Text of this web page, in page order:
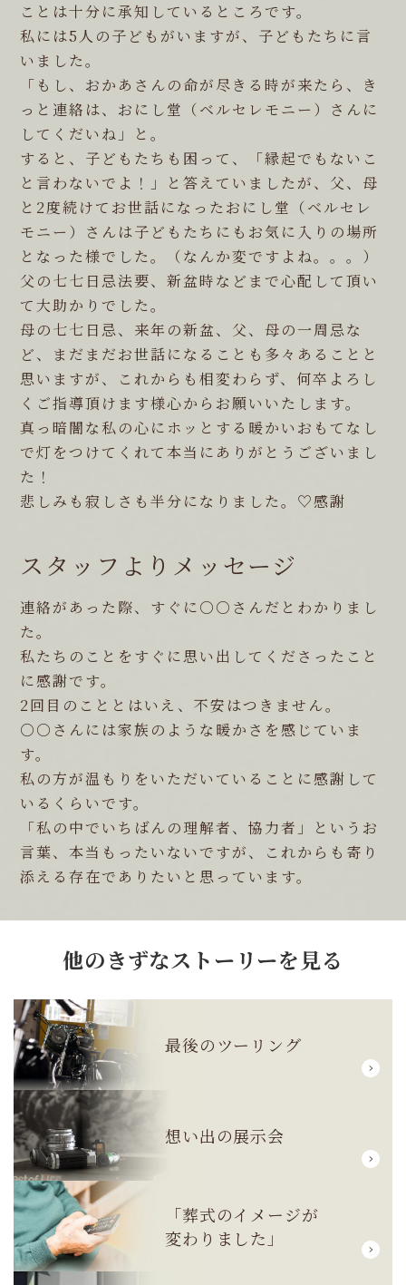
ことは十分に承知しているところです。
私には5人の子どもがいますが、子どもたちに言
いました。
「もし、おかあさんの命が尽きる時が来たら、き
っと連絡は、おにし堂（ベルセレモニー）さんに
してくだいね」と。
すると、子どもたちも困って、「縁起でもないこ
と言わないでよ！」と答えていましたが、父、母
と2度続けてお世話になったおにし堂（ベルセレ
モニー）さんは子どもたちにもお気に入りの場所
となった様でした。（なんか変ですよね。。。）
父の七七日忌法要、新盆時などまで心配して頂い
て大助かりでした。
母の七七日忌、来年の新盆、父、母の一周忌な
ど、まだまだお世話になることも多々あることと
思いますが、これからも相変わらず、何卒よろし
くご指導頂けます様心からお願いいたします。
真っ暗闇な私の心にホッとする暖かいおもてなし
で灯をつけてくれて本当にありがとうございまし
た！
悲しみも寂しさも半分になりました。♡感謝
スタッフよりメッセージ
連絡があった際、すぐに○○さんだとわかりまし
た。
私たちのことをすぐに思い出してくださったこと
に感謝です。
2回目のこととはいえ、不安はつきません。
○○さんには家族のような暖かさを感じていま
す。
私の方が温もりをいただいていることに感謝して
いるくらいです。
「私の中でいちばんの理解者、協力者」というお
言葉、本当もったいないですが、これからも寄り
添える存在でありたいと思っています。
他のきずなストーリーを見る
最後のツーリング
想い出の展示会
「葬式のイメージが
変わりました」